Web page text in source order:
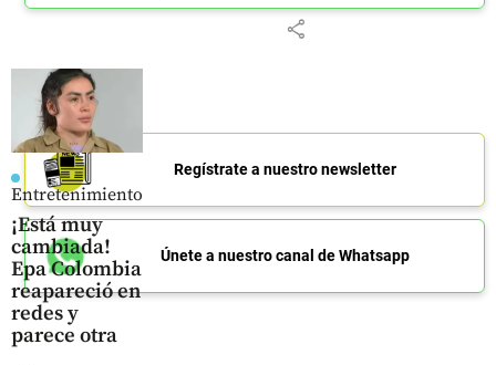
share
Entretenimiento
¡Está muy
cambiada!
Epa Colombia
reapareció en
redes y
parece otra
Regístrate a nuestro newsletter
Únete a nuestro canal de Whatsapp